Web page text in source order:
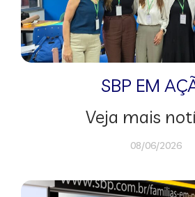
SBP EM
Veja mais
08/06/2026